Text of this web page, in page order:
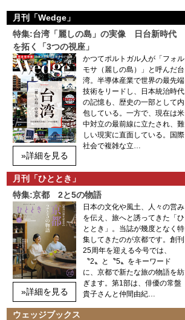
月刊「Wedge」
特集:台湾「麗しの島」の実像 日台新時代
を拓く「3つの視座」
»詳細を見る
かつてポルトガル人が「フォル
モサ（麗しの島）」と呼んだ台
湾。半導体産業で世界の最先端
技術をリードし、日本統治時代
の記憶も、歴史の一部として内
包している。一方で、現在は米
中対立の最前線に立たされ、難
しい現実に直面している。国際
社会で複雑な立…
月刊「ひととき」
特集:京都 2と5の物語
»詳細を見る
日本の文化や風土、人々の営み
を伝え、旅へと誘ってきた「ひ
ととき」。当誌が幾度となく特
集してきたのが京都です。創刊
25周年を迎える今号では、
〝2〟と〝5〟をキーワード
に、京都で新たな旅の物語を紡
ぎます。第1部は、俳優の常盤
貴子さんと仲間由紀…
ウェッジブックス